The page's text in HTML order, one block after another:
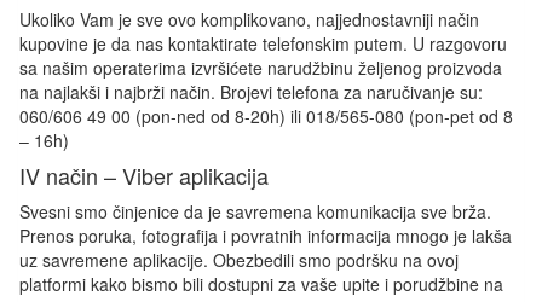
Ukoliko Vam je sve ovo komplikovano, najjednostavniji način
kupovine je da nas kontaktirate telefonskim putem. U razgovoru
sa našim operaterima izvršićete narudžbinu željenog proizvoda
na najlakši i najbrži način. Brojevi telefona za naručivanje su:
060/606 49 00 (pon-ned od 8-20h) ili 018/565-080 (pon-pet od 8
– 16h)
IV način – Viber aplikacija
Svesni smo činjenice da je savremena komunikacija sve brža.
Prenos poruka, fotografija i povratnih informacija mnogo je lakša
uz savremene aplikacije. Obezbedili smo podršku na ovoj
platformi kako bismo bili dostupni za vaše upite i porudžbine na